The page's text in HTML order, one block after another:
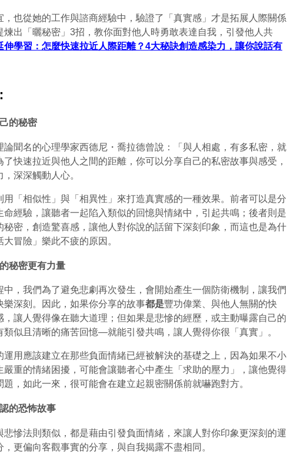
從她的工作與諮商經驗中，驗證了「真實感」才是拓展人際關係
煉出「曬秘密」3招，教你面對他人時勇敢表達自我，引發他人共
伸學習：怎麼快速拉近人際距離？4大秘訣創造感染力，讓你說話有
的秘密
名的心理學家西德尼・喬拉德曾說：「與人相處，有多私密，就
快速拉近與他人之間的距離，你可以分享自己的私密故事與感受，
深深觸動人心。
相似性」與「相異性」來打造真實感的一種效果。前者可以是分
命經驗，讓聽者一起陷入類似的回憶與情緒中，引起共鳴；後者則是
秘密，創造驚喜感，讓他人對你說的話留下深刻印象，而這也是為什
冒險」樂此不疲的原因。
秘密更有力量
我們為了避免悲劇再次發生，會開始產生一個防衛機制，讓我們
樂深刻。因此，如果你分享的故事都是豐功偉業、與他人無關的快
，讓人覺得像在聽大道理；但如果是悲慘的經歷，或主動曝露自己的
似且清晰的痛苦回憶—就能引發共鳴，讓人覺得你很「真實」。
應該建立在那些負面情緒已經被解決的基礎之上，因為如果不小
嚴重的情緒困擾，可能會讓聽者心中產生「求助的壓力」，讓他覺得
，如此一來，很可能會在建立起親密關係前就嚇跑對方。
的恐怖故事
法則類似，都是藉由引發負面情緒，來讓人對你印象更深刻的運
更偏向客觀事實的分享，與自我揭露不盡相同。